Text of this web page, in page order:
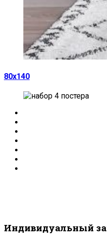
80х140
Индивидуальный